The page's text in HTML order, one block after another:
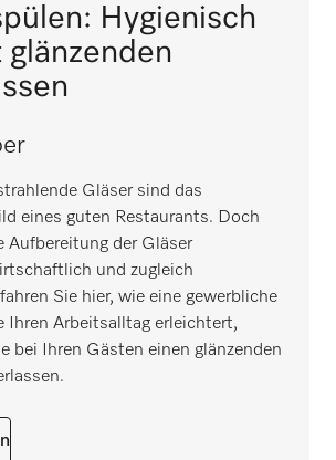
Hygienisch
glänzenden
Gläser sind das
eines guten Restaurants. Doch
Aufbereitung der Gläser
und zugleich
Sie hier, wie eine gewerbliche
Ihren Arbeitsalltag erleichtert,
bei Ihren Gästen einen glänzenden